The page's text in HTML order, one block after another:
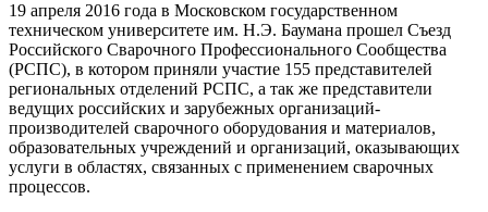
19 апреля 2016 года в Московском государственном
техническом университете им. Н.Э. Баумана прошел Съезд
Российского Сварочного Профессионального Сообщества
(РСПС), в котором приняли участие 155 представителей
региональных отделений РСПС, а так же представители
ведущих российских и зарубежных организаций-
производителей сварочного оборудования и материалов,
образовательных учреждений и организаций, оказывающих
услуги в областях, связанных с применением сварочных
процессов.